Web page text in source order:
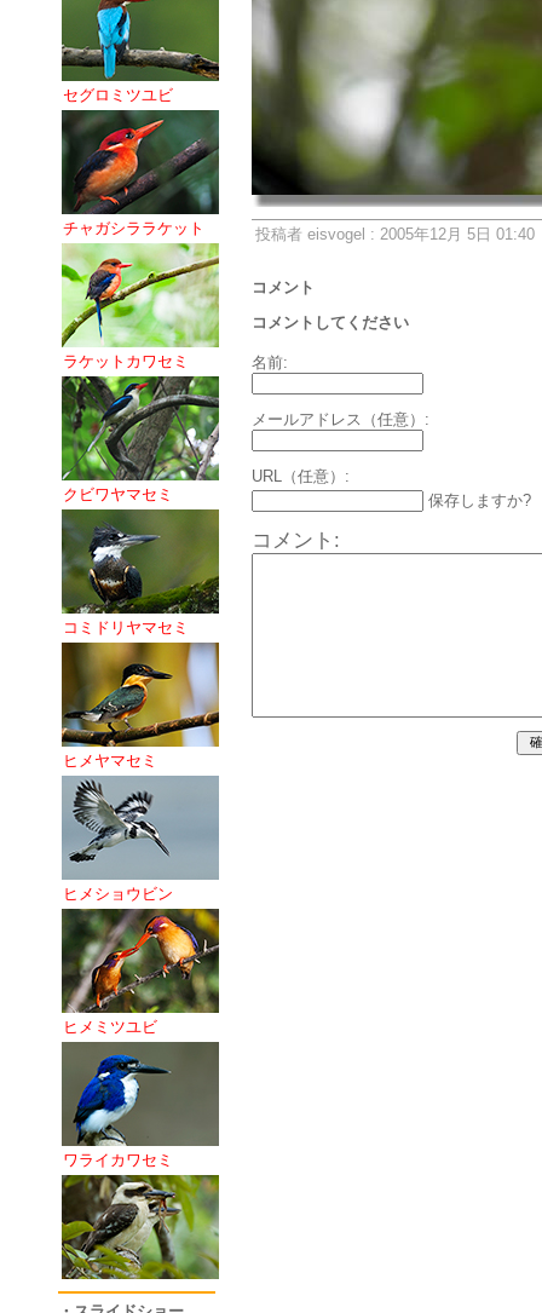
セグロミツユビ
チャガシララケット
ラケットカワセミ
クビワヤマセミ
コミドリヤマセミ
ヒメヤマセミ
ヒメショウビン
ヒメミツユビ
ワライカワセミ
投稿者 eisvogel : 2005年12月 5日 01:40
コメント
コメントしてください
名前:
メールアドレス（任意）:
URL（任意）:
保存しますか?
コメント: